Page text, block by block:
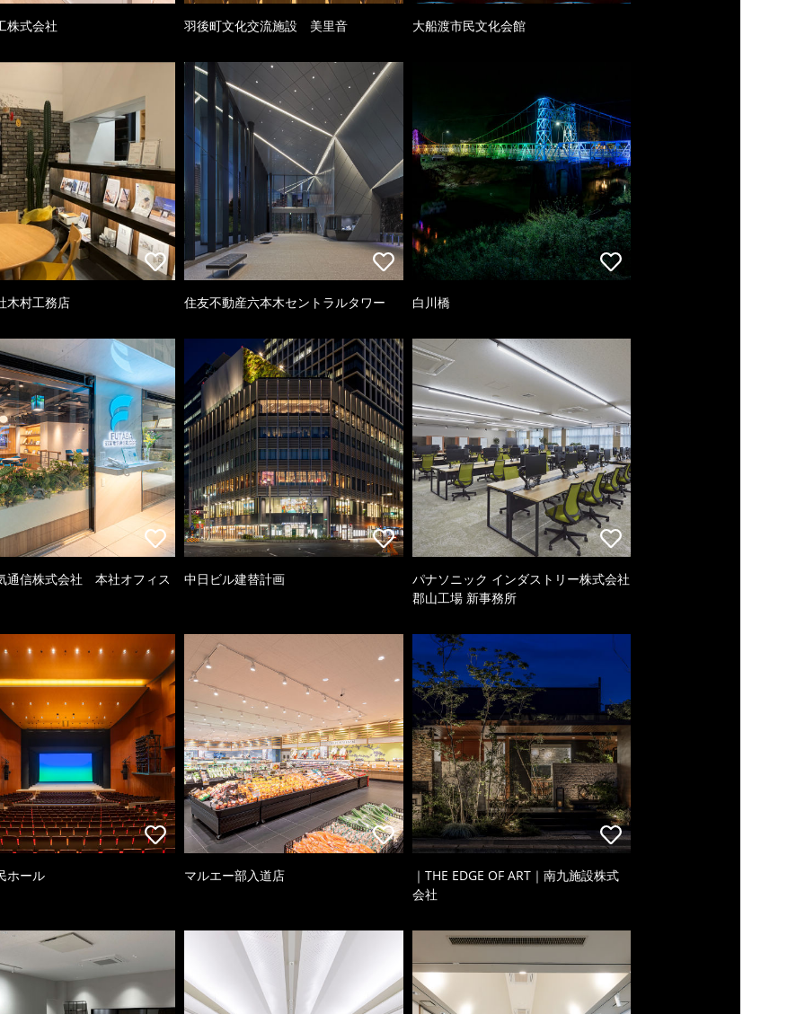
株式会社 羽後町文化交流施設 美里音 大船渡市民文化会館
木村工務店 住友不動産六本木セントラルタワー 白川橋
通信株式会社 本社オフィス 中日ビル建替計画
パナソニック インダストリー株式会社
郡山工場 新事務所
ホール マルエー部入道店
｜THE EDGE OF ART｜南九施設株式
会社